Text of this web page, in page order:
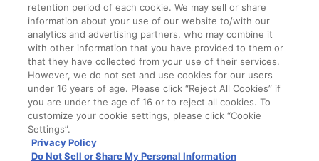
バンダイナムコフィルムワークス
© Bandai Namco Filmworks Inc. All Rights Reserved.
retention period of each cookie. We may sell or share
information about your use of our website to/with our
analytics and advertising partners, who may combine it
with other information that you have provided to them or
that they have collected from your use of their services.
However, we do not set and use cookies for our users
under 16 years of age. Please click “Reject All Cookies” if
you are under the age of 16 or to reject all cookies. To
customize your cookie settings, please click “Cookie
Settings”.
Privacy Policy
Do Not Sell or Share My Personal Information